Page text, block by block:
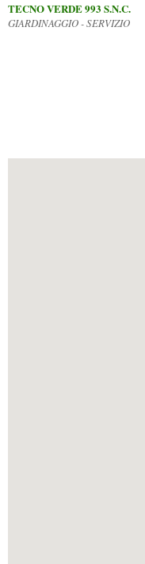
TECNO VERDE 993 S.N.C.
GIARDINAGGIO - SERVIZIO